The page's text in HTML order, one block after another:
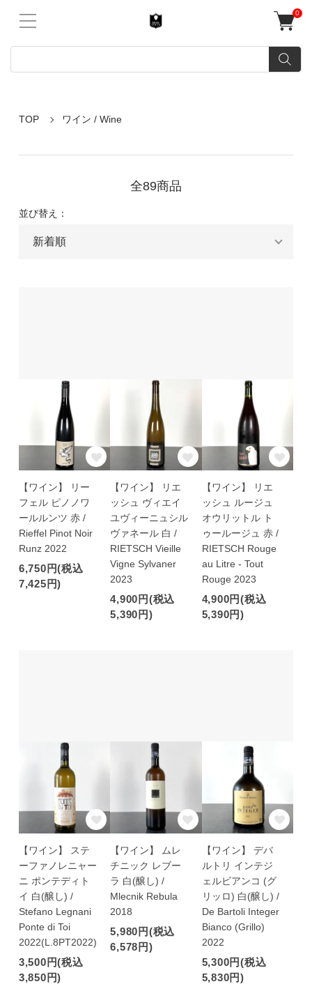
0
TOP ワイン / Wine
全89商品
並び替え：
【ワイン】 リー
フェル ピノノワ
ールルンツ 赤 /
Rieffel Pinot Noir
Runz 2022
6,750円(税込
7,425円)
【ワイン】 リエ
ッシュ ヴィエイ
ユヴィーニュシル
ヴァネール 白 /
RIETSCH Vieille
Vigne Sylvaner
2023
4,900円(税込
5,390円)
【ワイン】 リエ
ッシュ ルージュ
オウリットル ト
ゥールージュ 赤 /
RIETSCH Rouge
au Litre - Tout
Rouge 2023
4,900円(税込
5,390円)
【ワイン】 ステ
ーファノレニャー
ニ ポンテディト
イ 白(醸し) /
Stefano Legnani
Ponte di Toi
2022(L.8PT2022)
3,500円(税込
3,850円)
【ワイン】 ムレ
チニック レブー
ラ 白(醸し) /
Mlecnik Rebula
2018
5,980円(税込
6,578円)
【ワイン】 デバ
ルトリ インテジ
ェルビアンコ (グ
リッロ) 白(醸し) /
De Bartoli Integer
Bianco (Grillo)
2022
5,300円(税込
5,830円)